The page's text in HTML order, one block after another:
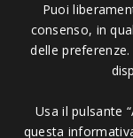
ATTENZIONE
Gli elastici
un adulto. Non
Copyright © 2006 -
Massa MS - Tel
Puoi
consenso, in
delle
Usa il pulsante
questa